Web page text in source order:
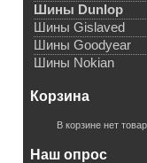
Шины Dunlop
Шины Gislaved
Шины Goodyear
Шины Nokian
Корзина
В корзине нет
Наш опрос